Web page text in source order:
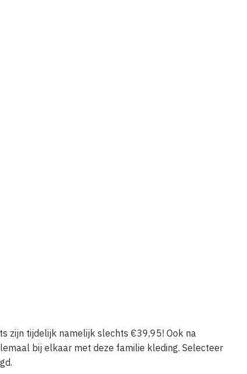
zijn tijdelijk namelijk slechts €39,95! Ook na
bij elkaar met deze familie kleding. Selecteer